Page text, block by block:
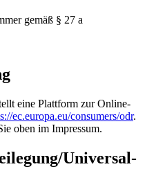
gemäß § 27 a
eine Plattform zur Online-
ec.europa.eu/consumers/odr.
oben im Impressum.
Universal­